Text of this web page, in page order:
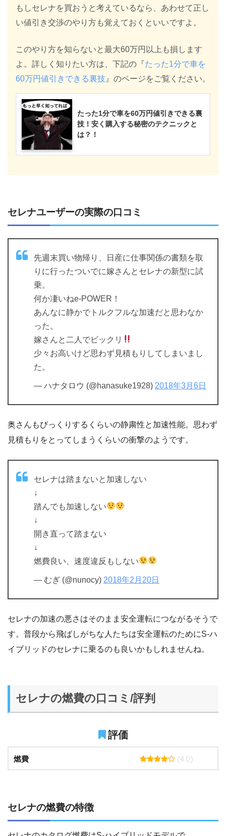
もしセレナを買おうと考えているなら、あわせて正し
い値引き交渉のやり方も覚えておくといいですよ。
このやり方を知らないと最大60万円以上も損します
よ。詳しく知りたい方は、下記の『たった1分で車を
60万円値引きできる裏技 』のページをご覧ください。
たった1分で車を60万円値引きできる裏
技！安く購入する秘密のテクニックと
は？！
セレナユーザーの実際の口コミ
先週末買い物帰り、日産に仕事関係の書類を取
りに行ったついでに嫁さんとセレナの新型に試
乗。
何か凄いねe-POWER！
あんなに静かでトルクフルな加速だと思わなか
った。
嫁さんと二人でビックリ
少々お高いけど思わず見積もりしてしまいまし
た。
— ハナタロウ (@hanasuke1928) 2018年3月6日
奥さんもびっくりするくらいの静粛性と加速性能。思わず
見積もりをとってしまうくらいの衝撃のようです。
セレナは踏まないと加速しない
↓
踏んでも加速しない
↓
開き直って踏まない
↓
燃費良い、速度違反もしない
— むぎ (@nunocy) 2018年2月20日
セレナの加速の悪さはそのまま安全運転につながるそうで
す。普段から飛ばしがちな人たちは安全運転のためにS-ハ
イブリッドのセレナに乗るのも良いかもしれませんね。
セレナの燃費の口コミ/評判
評価
燃費 (4.0)
セレナの燃費の特徴